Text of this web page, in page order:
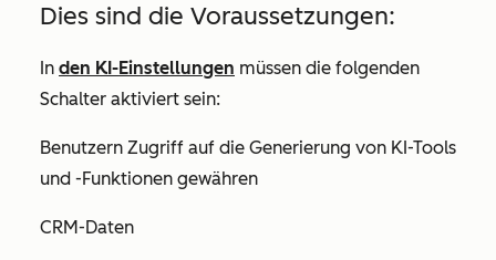
Dies sind die Voraussetzungen:
In den KI-Einstellungen müssen die folgenden
Schalter aktiviert sein:
Benutzern Zugriff auf die Generierung von KI-Tools
und -Funktionen gewähren
CRM-Daten